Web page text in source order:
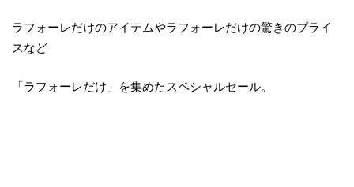
ラフォーレだけのアイテムやラフォーレだけの驚きのプライ
スなど
「ラフォーレだけ」を集めたスペシャルセール。